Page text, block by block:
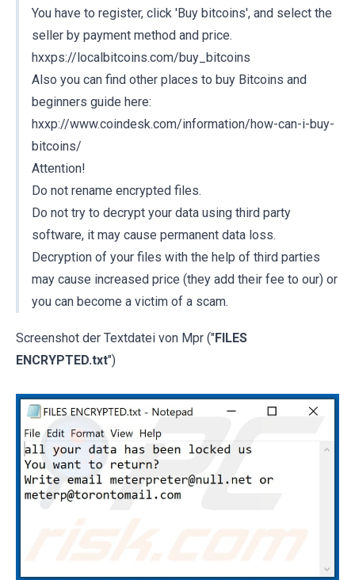
You have to register, click 'Buy bitcoins', and select the
seller by payment method and price.
hxxps://localbitcoins.com/buy_bitcoins
Also you can find other places to buy Bitcoins and
beginners guide here:
hxxp://www.coindesk.com/information/how-can-i-buy-
bitcoins/
Attention!
Do not rename encrypted files.
Do not try to decrypt your data using third party
software, it may cause permanent data loss.
Decryption of your files with the help of third parties
may cause increased price (they add their fee to our) or
you can become a victim of a scam.
Screenshot der Textdatei von Mpr ("FILES
ENCRYPTED.txt")